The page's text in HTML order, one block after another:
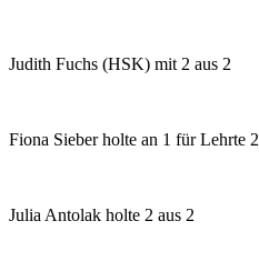
Judith Fuchs (HSK) mit 2 aus 2
Fiona Sieber holte an 1 für Lehrte
Julia Antolak holte 2 aus 2